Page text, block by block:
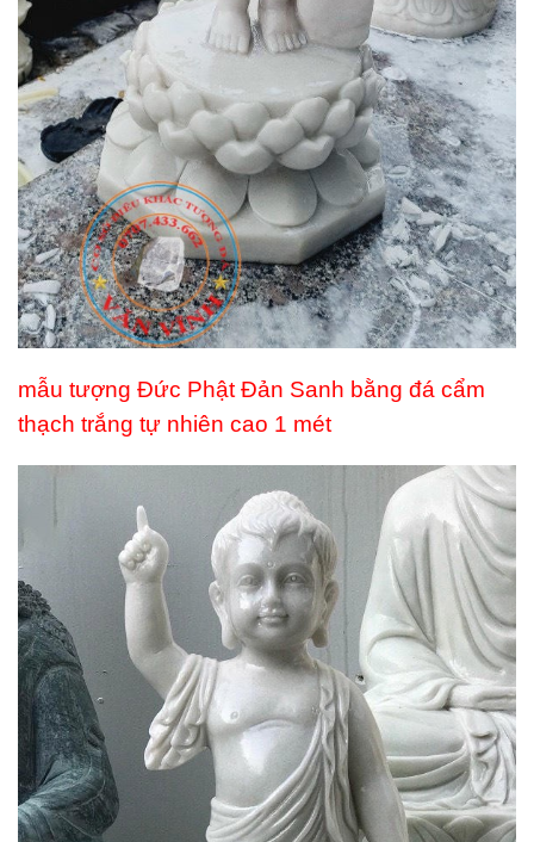
mẫu tượng Đức Phật Đản Sanh bằng đá cẩm
thạch trắng tự nhiên cao 1 mét